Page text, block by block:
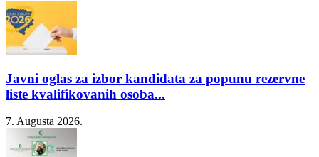
Javni oglas za izbor kandidata za popunu rezervne
liste kvalifikovanih osoba...
7. Augusta 2026.